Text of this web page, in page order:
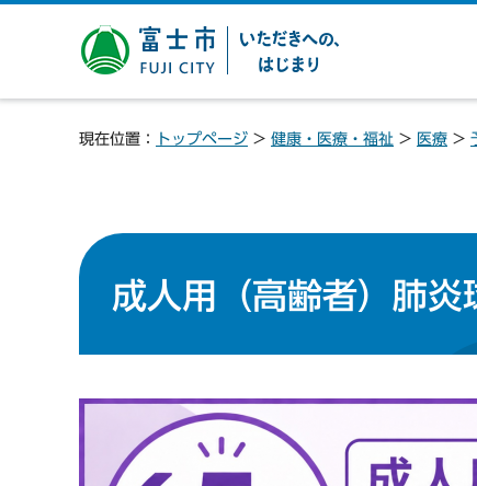
富士市 いただきへの、は
じまり
現在位置： トップページ > 健康・医療・福祉 > 医療 >
成人用（高齢者）肺